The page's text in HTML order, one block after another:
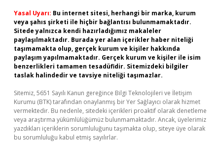
Yasal Uyarı: Bu internet sitesi, herhangi bir marka, kurum
veya şahıs şirketi ile hiçbir bağlantısı bulunmamaktadır.
Sitede yalnızca kendi hazırladığımız makaleler
paylaşılmaktadır. Burada yer alan içerikler haber niteliği
taşımamakta olup, gerçek kurum ve kişiler hakkında
paylaşım yapılmamaktadır. Gerçek kurum ve kişiler ile isim
benzerlikleri tamamen tesadüfidir. Sitemizdeki bilgiler
taslak halindedir ve tavsiye niteliği taşımazlar.
Sitemiz, 5651 Sayılı Kanun gereğince Bilgi Teknolojileri ve İletişim
Kurumu (BTK) tarafından onaylanmış bir Yer Sağlayıcı olarak hizmet
vermektedir. Bu nedenle, sitedeki içerikleri proaktif olarak denetleme
veya araştırma yükümlülüğümüz bulunmamaktadır. Ancak, üyelerimiz
yazdıkları içeriklerin sorumluluğunu taşımakta olup, siteye üye olarak
bu sorumluluğu kabul etmiş sayılırlar.